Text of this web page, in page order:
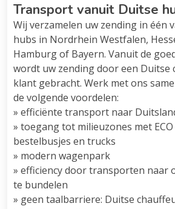
Transport vanuit Duitse
Wij verzamelen uw zending in één
hubs in Nordrhein Westfalen,
Hamburg of Bayern. Vanuit de
wordt uw zending door een Duitse
klant gebracht. Werk met ons
de volgende voordelen:
» efficiënte transport naar
» toegang tot milieuzones met
bestelbusjes en trucks
» modern wagenpark
» efficiency door transporten naar
te bundelen
» geen taalbarriere: Duitse